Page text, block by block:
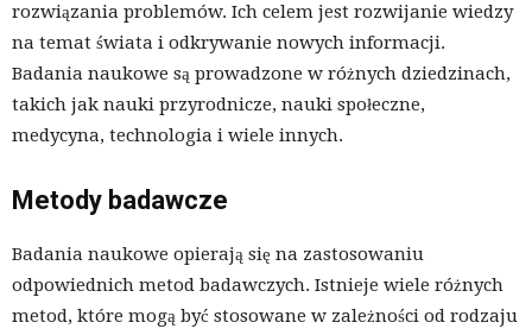
rozwiązania problemów. Ich celem jest rozwijanie wiedzy
na temat świata i odkrywanie nowych informacji.
Badania naukowe są prowadzone w różnych dziedzinach,
takich jak nauki przyrodnicze, nauki społeczne,
medycyna, technologia i wiele innych.
Metody badawcze
Badania naukowe opierają się na zastosowaniu
odpowiednich metod badawczych. Istnieje wiele różnych
metod, które mogą być stosowane w zależności od rodzaju